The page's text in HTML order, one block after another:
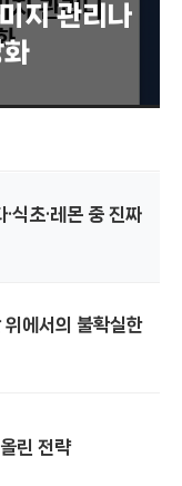
지 관리나
식초·레몬 중 진짜
위에서의 불확실한
린 전략